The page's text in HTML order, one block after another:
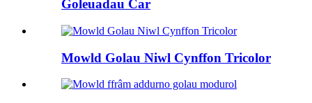
Goleuadau Car
Mowld Golau Niwl Cynffon Tricolor